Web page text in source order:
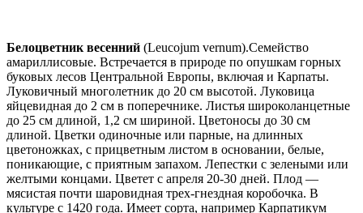
Белоцветник весенний (Leucojum vernum).Семейство
амариллисовые. Встречается в природе по опушкам горных
буковых лесов Центральной Европы, включая и Карпаты.
Луковичный многолетник до 20 см высотой. Луковица
яйцевидная до 2 см в поперечнике. Листья широколанцетные
до 25 см длиной, 1,2 см шириной. Цветоносы до 30 см
длиной. Цветки одиночные или парные, на длинных
цветоножках, с прицветным листом в основании, белые,
поникающие, с приятным запахом. Лепестки с зелеными или
желтыми концами. Цветет с апреля 20-30 дней. Плод —
мясистая почти шаровидная трех-гнездная коробочка. В
культуре с 1420 года. Имеет сорта, например Карпатикум